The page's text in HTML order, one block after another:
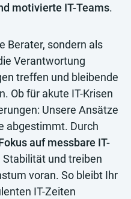
motivierte IT-Teams.
Berater, sondern als
Verantwortung
treffen und bleibende
Ob für akute IT-Krisen
Unsere Ansätze
abgestimmt. Durch
auf messbare IT-
und treiben
voran. So bleibt Ihr
IT-Zeiten